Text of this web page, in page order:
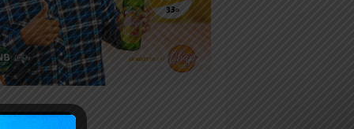
récents